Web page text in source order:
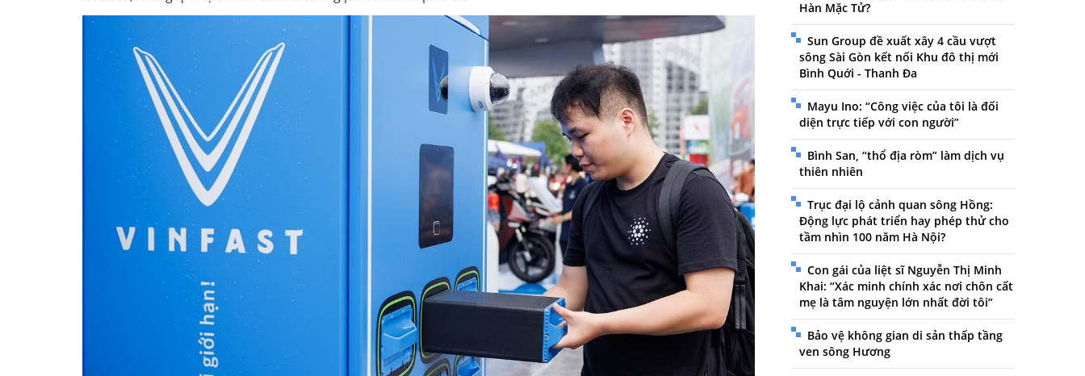
Hàn Mặc Tử?
Sun Group đề xuất xây 4 cầu vượt
sông Sài Gòn kết nối Khu đô thị mới
Bình Quới - Thanh Đa
Mayu Ino: “Công việc của tôi là đối
diện trực tiếp với con người”
Bình San, “thổ địa ròm” làm dịch vụ
thiên nhiên
Trục đại lộ cảnh quan sông Hồng:
Động lực phát triển hay phép thử cho
tầm nhìn 100 năm Hà Nội?
Con gái của liệt sĩ Nguyễn Thị Minh
Khai: “Xác minh chính xác nơi chôn cất
mẹ là tâm nguyện lớn nhất đời tôi”
Bảo vệ không gian di sản thấp tầng
ven sông Hương